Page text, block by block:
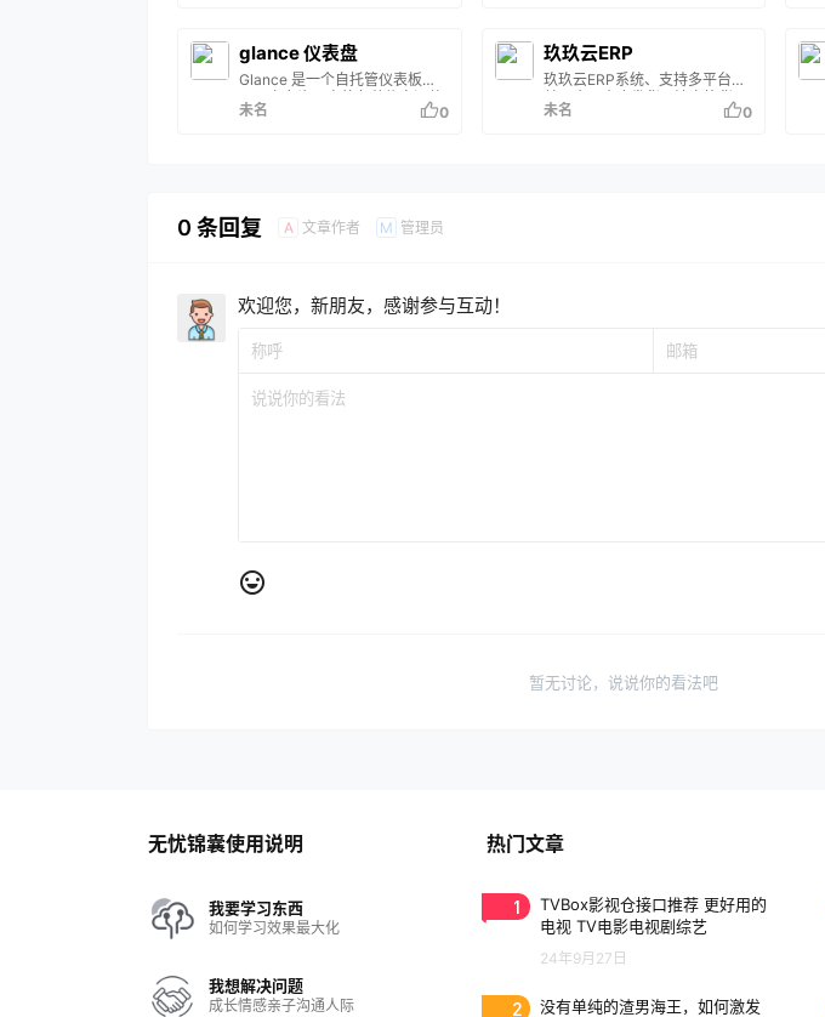
主要功能： 浏览所有照片和视
频，无需担心RAW 转换、重复
或视频格式 使用强大的搜索过滤
器轻松找到特定图片 识别你的家
人和朋友的面孔 根据图片内容和
glance 仪表盘
Glance 是一个自托管仪表板项
目，它允许用户将各种信息源整
合到一个界面。这个仪表板可以
的特点包括丰富的组件选择、高
度可配置性、响应式设计，以及
装选项…
未名 0
玖玖云ERP
玖玖云ERP系统、支持多平台订
单同步，仓库发货，波次拣货，
售后服务，电商ERP一站式解决
未名 0
0 条回复 A 文章作者 M 管理员
欢迎您，新朋友，感谢参与互动！
暂无讨论，说说你的看法吧
无忧锦囊使用说明
我要学习东西
如何学习效果最大化
我想解决问题
成长情感亲子沟通人际
热门文章
1
TVBox影视仓接口推荐 更好用的
电视 TV电影电视剧综艺
24年9月27日
2 没有单纯的渣男海王，如何激发